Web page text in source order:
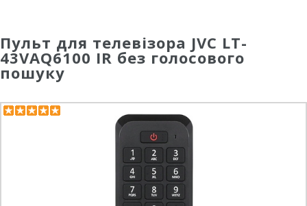
Пульт для телевізора JVC LT-
43VAQ6100 IR без голосового
пошуку